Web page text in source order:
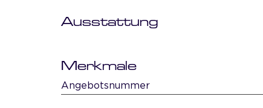
Ausstattung
Merkmale
Angebotsnummer